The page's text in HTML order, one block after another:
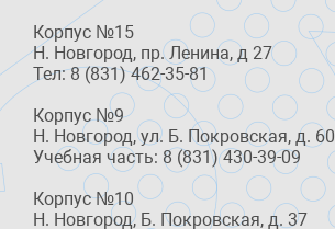
Корпус №15
Н. Новгород, пр. Ленина, д 27
Тел: 8 (831) 462-35-81
Корпус №9
Н. Новгород, ул. Б. Покровская, д. 60
Учебная часть: 8 (831) 430-39-09
Корпус №10
Н. Новгород, Б. Покровская, д. 37